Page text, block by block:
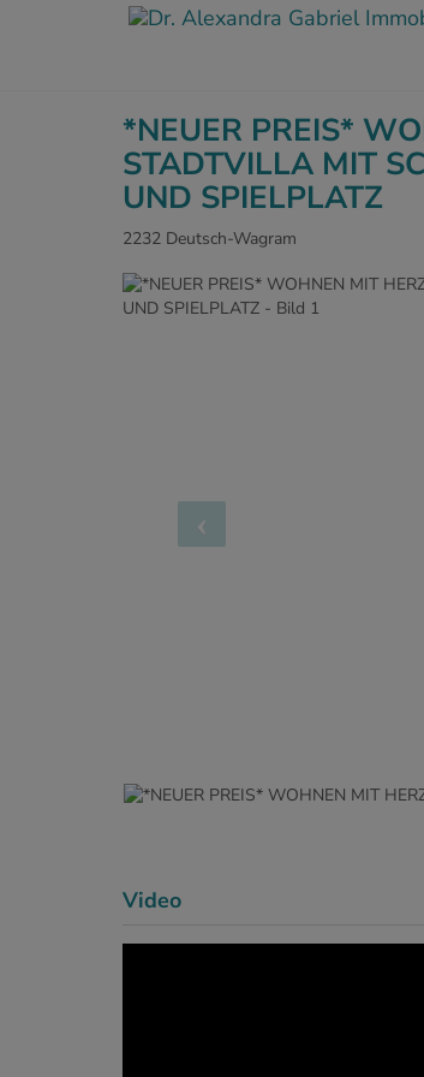
*NEUER PREIS*
STADTVILLA MIT
UND SPIELPLATZ
2232 Deutsch-Wagram
Video